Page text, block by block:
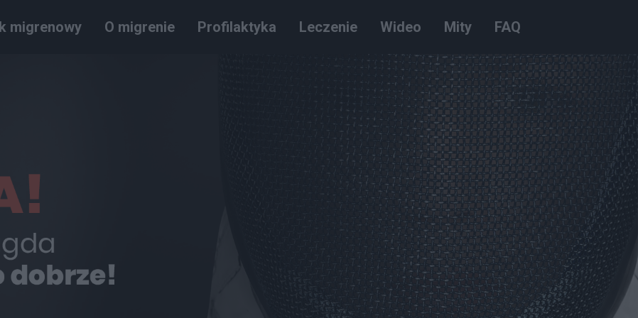
migrenowy O migrenie Profilaktyka Leczenie Wideo Mity FAQ